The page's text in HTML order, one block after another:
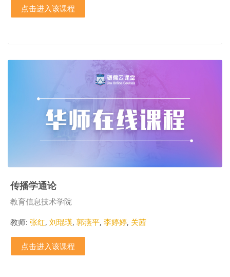
点击进入该课程
传播学通论
课程类别
教育信息技术学院
教师: 张红, 刘琨瑛, 郭燕平, 李婷婷, 关茜
点击进入该课程